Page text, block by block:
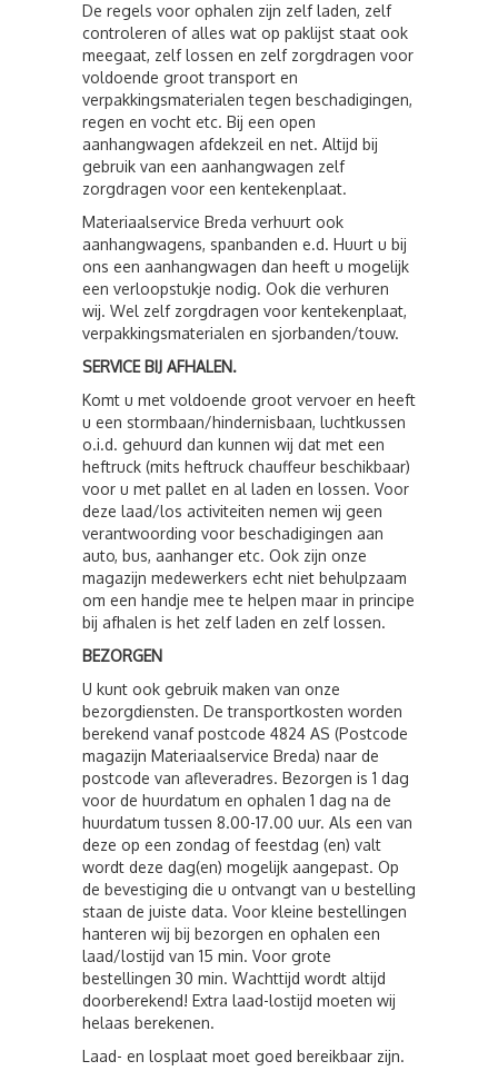
De regels voor ophalen zijn zelf laden, zelf
controleren of alles wat op paklijst staat ook
meegaat, zelf lossen en zelf zorgdragen voor
voldoende groot transport en
verpakkingsmaterialen tegen beschadigingen,
regen en vocht etc. Bij een open
aanhangwagen afdekzeil en net. Altijd bij
gebruik van een aanhangwagen zelf
zorgdragen voor een kentekenplaat.
Materiaalservice Breda verhuurt ook
aanhangwagens, spanbanden e.d. Huurt u bij
ons een aanhangwagen dan heeft u mogelijk
een verloopstukje nodig. Ook die verhuren
wij. Wel zelf zorgdragen voor kentekenplaat,
verpakkingsmaterialen en sjorbanden/touw.
SERVICE BIJ AFHALEN.
Komt u met voldoende groot vervoer en heeft
u een stormbaan/hindernisbaan, luchtkussen
o.i.d. gehuurd dan kunnen wij dat met een
heftruck (mits heftruck chauffeur beschikbaar)
voor u met pallet en al laden en lossen. Voor
deze laad/los activiteiten nemen wij geen
verantwoording voor beschadigingen aan
auto, bus, aanhanger etc. Ook zijn onze
magazijn medewerkers echt niet behulpzaam
om een handje mee te helpen maar in principe
bij afhalen is het zelf laden en zelf lossen.
BEZORGEN
U kunt ook gebruik maken van onze
bezorgdiensten. De transportkosten worden
berekend vanaf postcode 4824 AS (Postcode
magazijn Materiaalservice Breda) naar de
postcode van afleveradres. Bezorgen is 1 dag
voor de huurdatum en ophalen 1 dag na de
huurdatum tussen 8.00-17.00 uur. Als een van
deze op een zondag of feestdag (en) valt
wordt deze dag(en) mogelijk aangepast. Op
de bevestiging die u ontvangt van u bestelling
staan de juiste data. Voor kleine bestellingen
hanteren wij bij bezorgen en ophalen een
laad/lostijd van 15 min. Voor grote
bestellingen 30 min. Wachttijd wordt altijd
doorberekend! Extra laad-lostijd moeten wij
helaas berekenen.
Laad- en losplaat moet goed bereikbaar zijn.